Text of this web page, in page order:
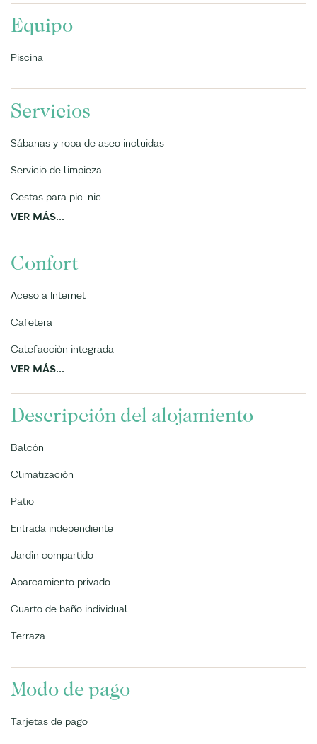
Equipo
Piscina
Servicios
Sábanas y ropa de aseo incluidas
Servicio de limpieza
Cestas para pic-nic
VER MÁS...
Confort
Aceso a Internet
Cafetera
Calefacciòn integrada
VER MÁS...
Descripción del alojamiento
Balcón
Climatizaciòn
Patio
Entrada independiente
Jardì­n compartido
Aparcamiento privado
Cuarto de baño individual
Terraza
Modo de pago
Tarjetas de pago